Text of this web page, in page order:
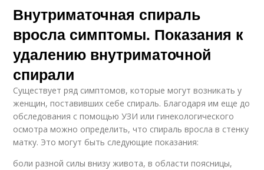
Внутриматочная спираль
вросла симптомы. Показания к
удалению внутриматочной
спирали
Существует ряд симптомов, которые могут возникать у
женщин, поставивших себе спираль. Благодаря им еще до
обследования с помощью УЗИ или гинекологического
осмотра можно определить, что спираль вросла в стенку
матку. Это могут быть следующие показания:
боли разной силы внизу живота, в области поясницы,